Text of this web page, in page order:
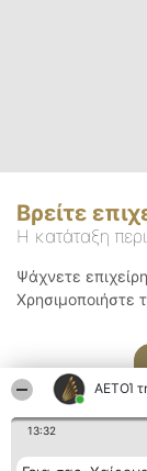
ΑΕΤΟΊ
13:32
Βρείτε
Η κατάταξη
Ψάχνετε
Χρησιμοποιήστε